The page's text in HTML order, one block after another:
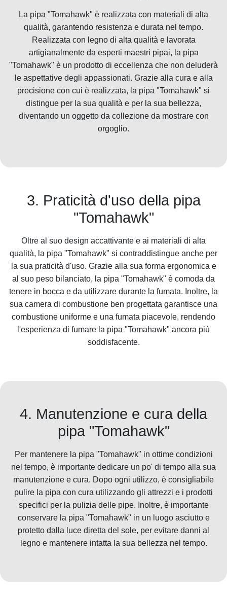
La pipa "Tomahawk" è realizzata con materiali di alta
qualità, garantendo resistenza e durata nel tempo.
Realizzata con legno di alta qualità e lavorata
artigianalmente da esperti maestri pipai, la pipa
"Tomahawk" è un prodotto di eccellenza che non deluderà
le aspettative degli appassionati. Grazie alla cura e alla
precisione con cui è realizzata, la pipa "Tomahawk" si
distingue per la sua qualità e per la sua bellezza,
diventando un oggetto da collezione da mostrare con
orgoglio.
3. Praticità d'uso della pipa
"Tomahawk"
Oltre al suo design accattivante e ai materiali di alta
qualità, la pipa "Tomahawk" si contraddistingue anche per
la sua praticità d'uso. Grazie alla sua forma ergonomica e
al suo peso bilanciato, la pipa "Tomahawk" è comoda da
tenere in bocca e da utilizzare durante la fumata. Inoltre, la
sua camera di combustione ben progettata garantisce una
combustione uniforme e una fumata piacevole, rendendo
l'esperienza di fumare la pipa "Tomahawk" ancora più
soddisfacente.
4. Manutenzione e cura della
pipa "Tomahawk"
Per mantenere la pipa "Tomahawk" in ottime condizioni
nel tempo, è importante dedicare un po' di tempo alla sua
manutenzione e cura. Dopo ogni utilizzo, è consigliabile
pulire la pipa con cura utilizzando gli attrezzi e i prodotti
specifici per la pulizia delle pipe. Inoltre, è importante
conservare la pipa "Tomahawk" in un luogo asciutto e
protetto dalla luce diretta del sole, per evitare danni al
legno e mantenere intatta la sua bellezza nel tempo.